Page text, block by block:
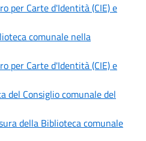
per Carte d'Identità (CIE) e
comunale nella
per Carte d'Identità (CIE) e
del Consiglio comunale del
della Biblioteca comunale